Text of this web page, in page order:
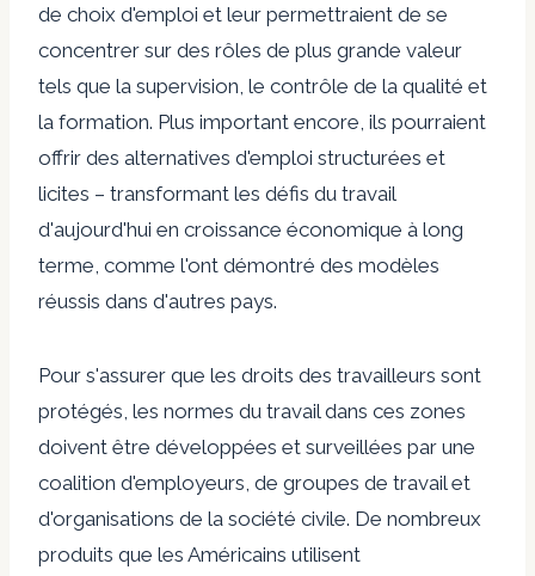
de choix d'emploi et leur permettraient de se
concentrer sur des rôles de plus grande valeur
tels que la supervision, le contrôle de la qualité et
la formation. Plus important encore, ils pourraient
offrir des alternatives d'emploi structurées et
licites – transformant les défis du travail
d'aujourd'hui en croissance économique à long
terme, comme l'ont démontré des modèles
réussis dans d'autres pays.
Pour s'assurer que les droits des travailleurs sont
protégés, les normes du travail dans ces zones
doivent être développées et surveillées par une
coalition d'employeurs, de groupes de travail et
d'organisations de la société civile. De nombreux
produits que les Américains utilisent